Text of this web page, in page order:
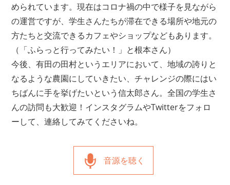
められています。現在はコロナ禍の中で様子を見ながら
の運営ですが、学生さんたちが滞在できる場所や地元の
方たちと交流できるカフェやショップなどもあります。
（「ふらっと行ってみたい！」と根本さん）
今後、有田の田村というエリアにおいて、地域の誇りと
なるような農園にしていきたい、チャレンジの際にはい
ちばんに手を挙げたいという信太郎さん。全国の学生さ
んの訪問も大歓迎！インスタグラムやTwitterをフォロ
ーして、連絡してみてくださいね。
音源を聴く